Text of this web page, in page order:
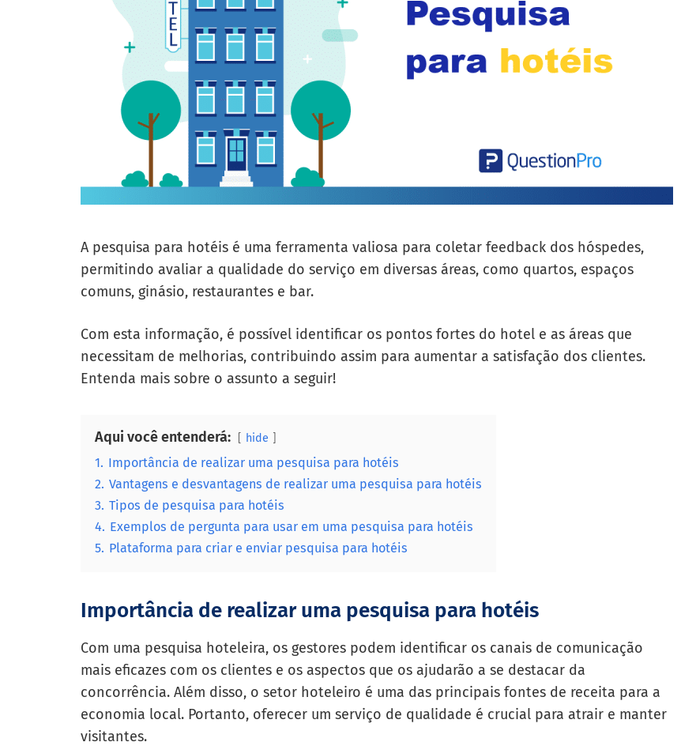
A pesquisa para hotéis é uma ferramenta valiosa para coletar feedback dos hóspedes,
permitindo avaliar a qualidade do serviço em diversas áreas, como quartos, espaços
comuns, ginásio, restaurantes e bar.
Com esta informação, é possível identificar os pontos fortes do hotel e as áreas que
necessitam de melhorias, contribuindo assim para aumentar a satisfação dos clientes.
Entenda mais sobre o assunto a seguir!
Aqui você entenderá: hide
1. Importância de realizar uma pesquisa para hotéis
2. Vantagens e desvantagens de realizar uma pesquisa para hotéis
3. Tipos de pesquisa para hotéis
4. Exemplos de pergunta para usar em uma pesquisa para hotéis
5. Plataforma para criar e enviar pesquisa para hotéis
Importância de realizar uma pesquisa para hotéis
Com uma pesquisa hoteleira, os gestores podem identificar os canais de comunicação
mais eficazes com os clientes e os aspectos que os ajudarão a se destacar da
concorrência. Além disso, o setor hoteleiro é uma das principais fontes de receita para a
economia local. Portanto, oferecer um serviço de qualidade é crucial para atrair e manter
visitantes.